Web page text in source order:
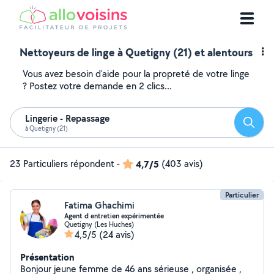
Nettoyeurs de linge à Quetigny (21) et alentours
Vous avez besoin d'aide pour la propreté de votre linge
? Postez votre demande en 2 clics...
Lingerie - Repassage
à Quetigny (21)
23 Particuliers répondent- 4,7/5 (403 avis)
Particulier
Fatima Ghachimi
Agent d entretien expérimentée
Quetigny (Les Huches)
4,5/5 (24 avis)
Présentation
Bonjour jeune femme de 46 ans sérieuse , organisée ,